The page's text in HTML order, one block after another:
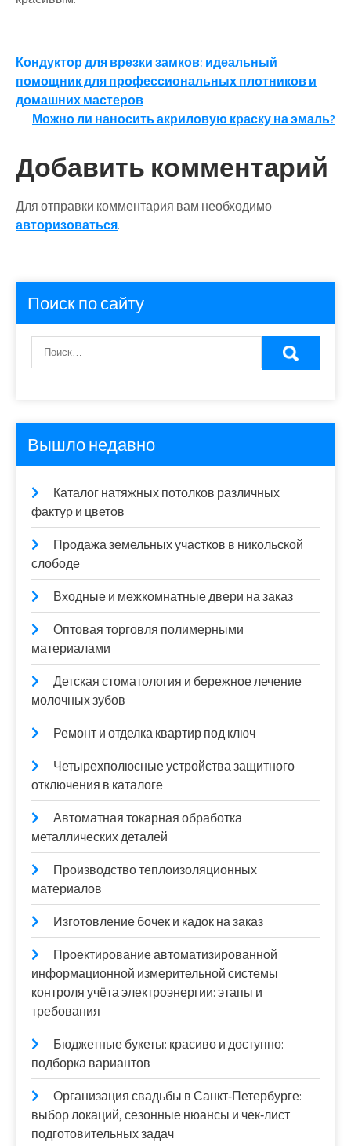
Навигация
по
записям
Кондуктор для врезки замков: идеальный
помощник для профессиональных плотников и
домашних мастеров
Можно ли наносить акриловую краску на эмаль?
Добавить комментарий
Для отправки комментария вам необходимо
авторизоваться.
Поиск по сайту
Вышло недавно
Каталог натяжных потолков различных
фактур и цветов
Продажа земельных участков в никольской
слободе
Входные и межкомнатные двери на заказ
Оптовая торговля полимерными
материалами
Детская стоматология и бережное лечение
молочных зубов
Ремонт и отделка квартир под ключ
Четырехполюсные устройства защитного
отключения в каталоге
Автоматная токарная обработка
металлических деталей
Производство теплоизоляционных
материалов
Изготовление бочек и кадок на заказ
Проектирование автоматизированной
информационной измерительной системы
контроля учёта электроэнергии: этапы и
требования
Бюджетные букеты: красиво и доступно:
подборка вариантов
Организация свадьбы в Санкт‑Петербурге:
выбор локаций, сезонные нюансы и чек‑лист
подготовительных задач